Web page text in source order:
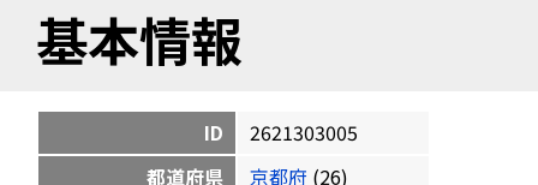
基本情報
ID
2621303005
都道府県
京都府 (26)